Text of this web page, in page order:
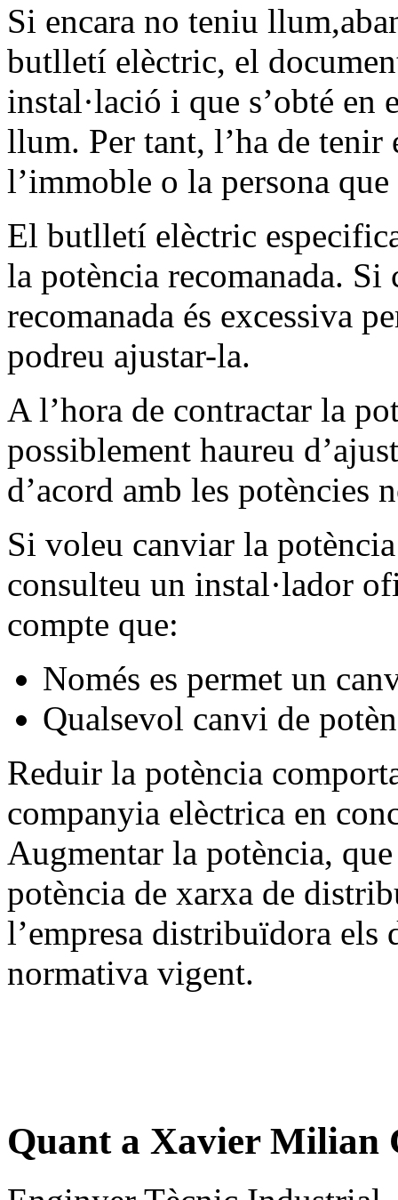
Si encara no teniu
butlletí elèctric, el
instal·lació i que s’obté en
llum. Per tant, l’ha de
l’immoble o la persona
El butlletí elèctric
la potència recomanada. Si
recomanada és excessiva
podreu ajustar-la.
A l’hora de contractar la
possiblement haureu
d’acord amb les potències
Si voleu canviar la
consulteu un instal·lador
compte que:
Només es permet un
Qualsevol canvi de
Reduir la potència
companyia elèctrica en
Augmentar la potència,
potència de xarxa de
l’empresa distribuïdora els
normativa vigent.
Quant a Xavier Milian